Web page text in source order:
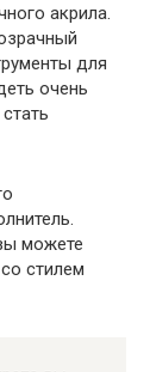
акрила.
для
очень
можете
стилем